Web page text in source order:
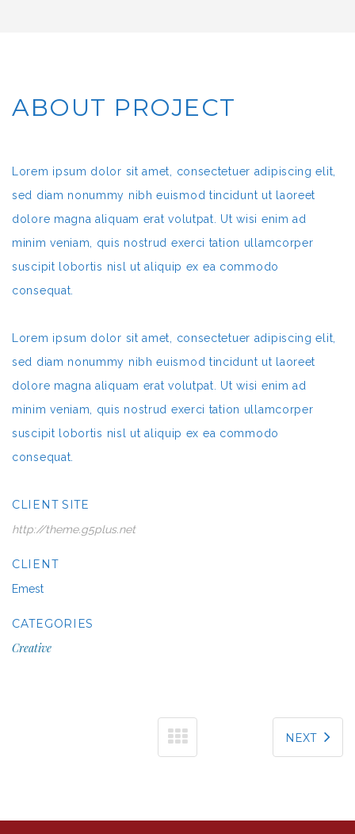
ABOUT PROJECT
Lorem ipsum dolor sit amet, consectetuer adipiscing elit,
sed diam nonummy nibh euismod tincidunt ut laoreet
dolore magna aliquam erat volutpat. Ut wisi enim ad
minim veniam, quis nostrud exerci tation ullamcorper
suscipit lobortis nisl ut aliquip ex ea commodo
consequat.
Lorem ipsum dolor sit amet, consectetuer adipiscing elit,
sed diam nonummy nibh euismod tincidunt ut laoreet
dolore magna aliquam erat volutpat. Ut wisi enim ad
minim veniam, quis nostrud exerci tation ullamcorper
suscipit lobortis nisl ut aliquip ex ea commodo
consequat.
CLIENT SITE
http://theme.g5plus.net
CLIENT
Emest
CATEGORIES
Creative
NEXT